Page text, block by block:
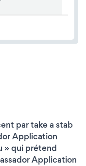
par take a stab
Application
» qui prétend
Application